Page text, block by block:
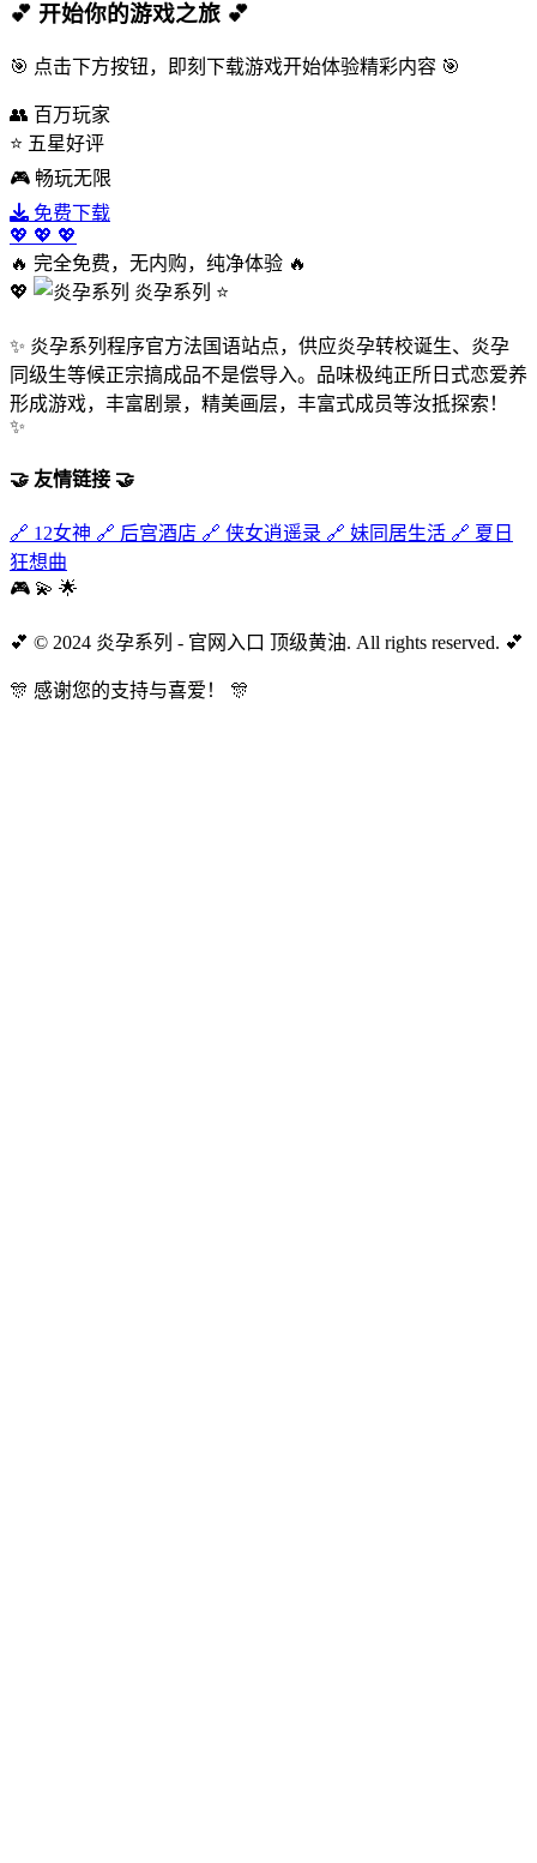
💕 开始你的游戏之旅 💕
🎯 点击下方按钮，即刻下载游戏开始体验精彩内容 🎯
👥 百万玩家
⭐ 五星好评
🎮 畅玩无限
免费下载
💖 💖 💖
🔥 完全免费，无内购，纯净体验 🔥
💖 炎孕系列 ⭐
✨ 炎孕系列程序官方法国语站点，供应炎孕转校诞生、炎孕
同级生等候正宗搞成品不是偿导入。品味极纯正所日式恋爱养
形成游戏，丰富剧景，精美画层，丰富式成员等汝抵探索！
✨
🤝 友情链接 🤝
🔗 12女神 🔗 后宫酒店 🔗 侠女逍遥录 🔗 妹同居生活 🔗 夏日
狂想曲
🎮 💫 🌟
💕 © 2024 炎孕系列 - 官网入口 顶级黄油. All rights reserved. 💕
🎊 感谢您的支持与喜爱！ 🎊